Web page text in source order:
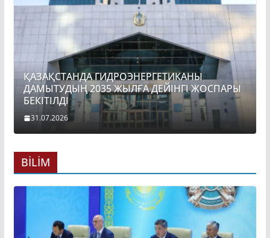
ҚАЗАҚСТАНДА ГИДРОЭНЕРГЕТИКАНЫ
ДАМЫТУДЫҢ 2035 ЖЫЛҒА ДЕЙІНГІ ЖОСПАРЫ
БЕКІТІЛДІ
31.07.2026
BİLİM